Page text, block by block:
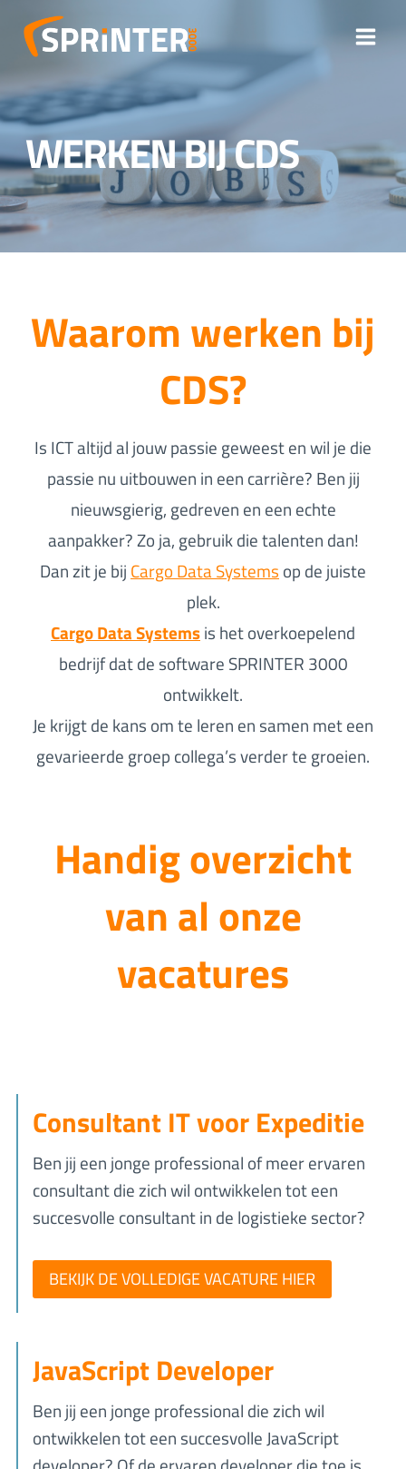
Doorgaan
naar
WERKEN BIJ CDS
Waarom werken bij
CDS?
Is ICT altijd al jouw passie geweest en wil je die
passie nu uitbouwen in een carrière? Ben jij
nieuwsgierig, gedreven en een echte
aanpakker? Zo ja, gebruik die talenten dan!
Dan zit je bij Cargo Data Systems op de juiste
plek.
Cargo Data Systemsis het overkoepelend
bedrijf dat de software SPRINTER 3000
ontwikkelt.
Je krijgt de kans om te leren en samen met een
gevarieerde groep collega’s verder te groeien.
Handig overzicht
van al onze
vacatures
Consultant IT voor Expeditie
Ben jij een jonge professional of meer ervaren
consultant die zich wil ontwikkelen tot een
succesvolle consultant in de logistieke sector?
BEKIJK DE VOLLEDIGE VACATURE HIER
JavaScript Developer
Ben jij een jonge professional die zich wil
ontwikkelen tot een succesvolle JavaScript